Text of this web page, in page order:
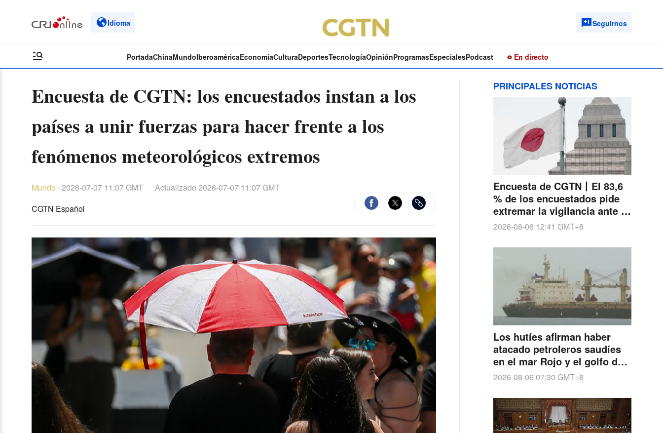
Idioma Seguirnos
PortadaChinaMundoIberoaméricaEconomíaCulturaDeportesTecnologíaOpiniónProgramasEspecialesPodcast En directo
Encuesta de CGTN: los encuestados instan a los
países a unir fuerzas para hacer frente a los
fenómenos meteorológicos extremos
Mundo · 2026-07-07 11:07 GMT Actualizado 2026-07-07 11:07 GMT
CGTN Español
PRINCIPALES NOTICIAS
Encuesta de CGTN丨El 83,6
% de los encuestados pide
extremar la vigilancia ante la
acelerada expansión militar
militarismo
2026-08-06 12:41 GMT+8
Los hutíes afirman haber
atacado petroleros saudíes
en el mar Rojo y el golfo de
Adén
2026-08-06 07:30 GMT+8